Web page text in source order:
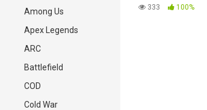
Among Us
Apex Legends
ARC
Battlefield
COD
Cold War
333 100%